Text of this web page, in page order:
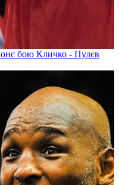
бою Кличко - Пулєв